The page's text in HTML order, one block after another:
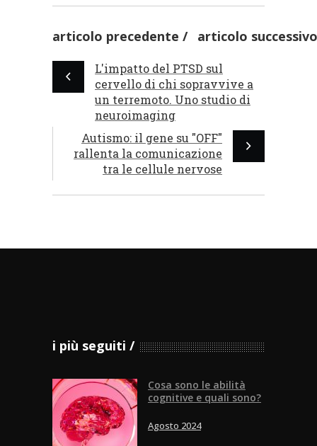
articolo precedente articolo successivo
L'impatto del PTSD sul
cervello di chi sopravvive a
un terremoto. Uno studio di
neuroimaging
Autismo: il gene su "OFF"
rallenta la comunicazione
tra le cellule nervose
i più seguiti
Cosa sono le abilità
cognitive e quali sono?
Agosto 2024